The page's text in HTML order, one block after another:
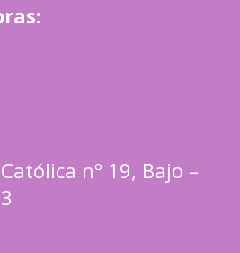
nº 19, Bajo –